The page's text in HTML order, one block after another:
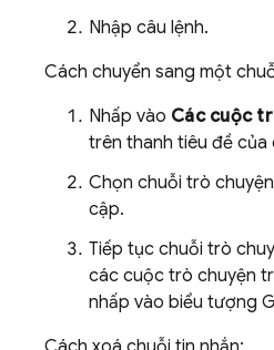
Nhập câu lệnh.
Cách chuyển sang một
Nhấp vào Các cuộc
trên thanh tiêu đề
Chọn chuỗi trò
cập.
Tiếp tục chuỗi trò
các cuộc trò chuyện
nhấp vào biểu tượng